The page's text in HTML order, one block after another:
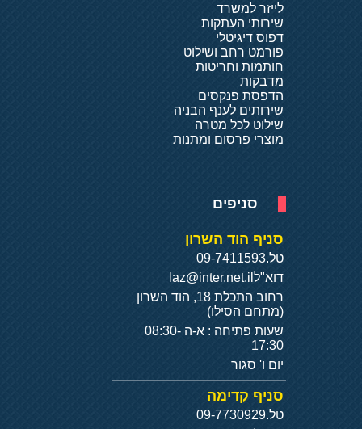
לייזר למשרד
שירותי העתקות
דפוס דיגיטלי
פורמט רחב ושילוט
חותמות וחריטות
מדבקות
הדפסת פנקסים
שירותים לענף הבניה
שילוט לכל מטרה
מוצרי פרסום ומתנות
סניפים
סניף הוד השרון
טל.09-7411593
דוא"ל laz@inter.net.il
רחוב התכלת 18, הוד השרון
(מתחם הסילו)
שעות פתיחה : א-ה 08:30-
17:30
יום ו' סגור
סניף קדימה
טל.09-7730929